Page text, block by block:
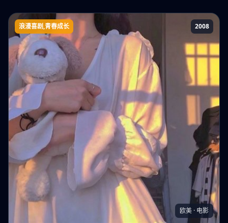
LOL(法国电影)
浪漫喜剧,青春成长 2008
欧美 · 电影